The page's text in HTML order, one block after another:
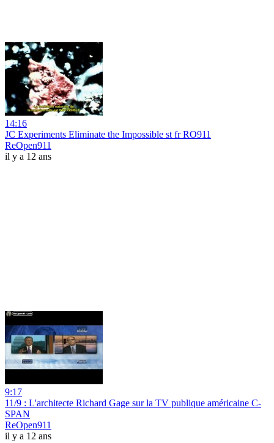
14:16
JC Experiments Eliminate the Impossible st fr RO911
ReOpen911
il y a 12 ans
9:17
11/9 : L'architecte Richard Gage sur la TV publique américaine C-
SPAN
ReOpen911
il y a 12 ans